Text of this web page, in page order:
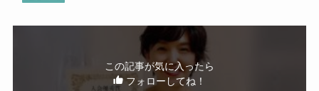
この記事が気に入ったら
フォローしてね！